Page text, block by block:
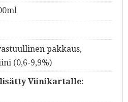
pakkaus,
(0,6-9,9%)
Viinikartalle: